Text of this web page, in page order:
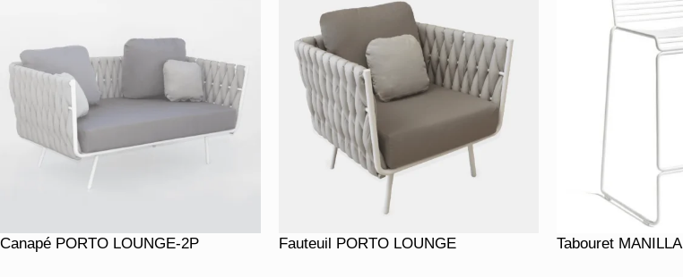
Canapé PORTO LOUNGE-2P Fauteuil PORTO LOUNGE Tabouret MANILLA